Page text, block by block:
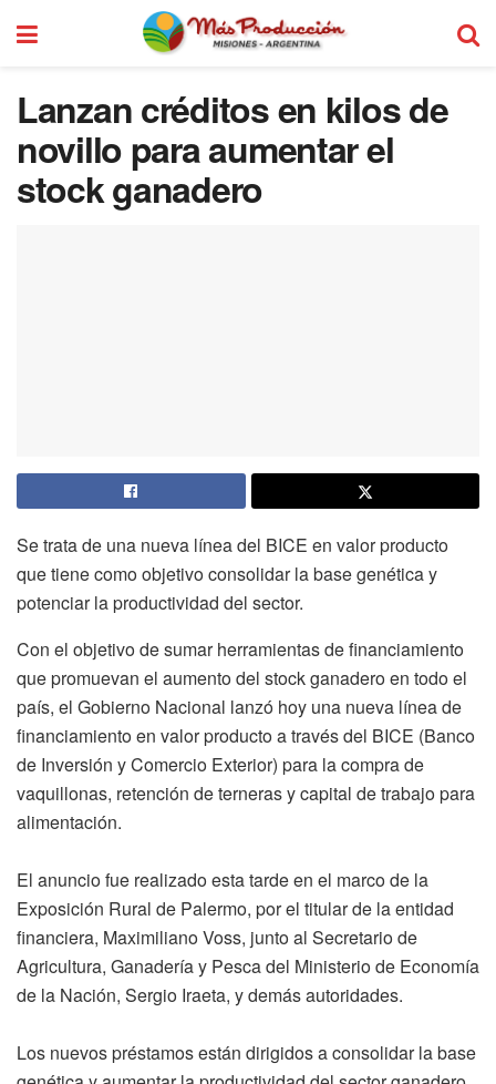
Lanzan créditos en kilos de
novillo para aumentar el
stock ganadero
Se trata de una nueva línea del BICE en valor producto
que tiene como objetivo consolidar la base genética y
potenciar la productividad del sector.
Con el objetivo de sumar herramientas de financiamiento
que promuevan el aumento del stock ganadero en todo el
país, el Gobierno Nacional lanzó hoy una nueva línea de
financiamiento en valor producto a través del BICE (Banco
de Inversión y Comercio Exterior) para la compra de
vaquillonas, retención de terneras y capital de trabajo para
alimentación.
El anuncio fue realizado esta tarde en el marco de la
Exposición Rural de Palermo, por el titular de la entidad
financiera, Maximiliano Voss, junto al Secretario de
Agricultura, Ganadería y Pesca del Ministerio de Economía
de la Nación, Sergio Iraeta, y demás autoridades.
Los nuevos préstamos están dirigidos a consolidar la base